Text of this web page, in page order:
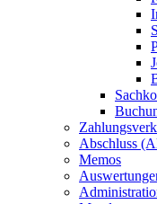
Abschluss
Memos